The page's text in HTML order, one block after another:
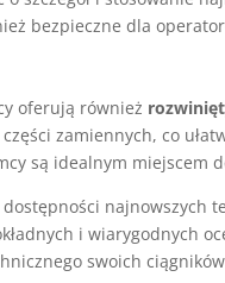
bezpieczne dla
oferują również
zamiennych, co
są idealnym miejscem
najnowszych
i wiarygodnych
swoich